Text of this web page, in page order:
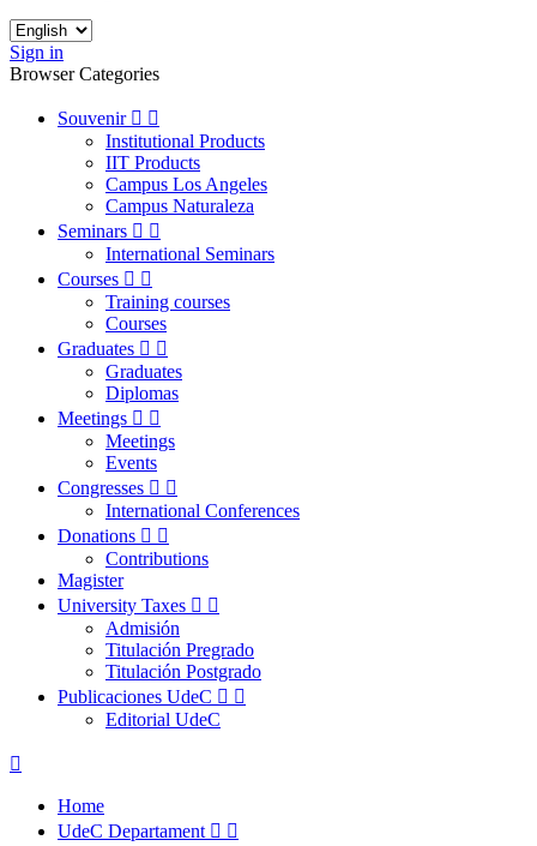
Sign in
Browser Categories
Souvenir  
Institutional Products
IIT Products
Campus Los Angeles
Campus Naturaleza
Seminars  
International Seminars
Courses  
Training courses
Courses
Graduates  
Graduates
Diplomas
Meetings  
Meetings
Events
Congresses  
International Conferences
Donations  
Contributions
Magister
University Taxes  
Admisión
Titulación Pregrado
Titulación Postgrado
Publicaciones UdeC  
Editorial UdeC

Home
UdeC Departament  